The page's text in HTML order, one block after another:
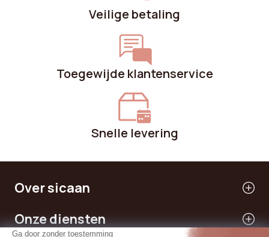
Veilige betaling
Toegewijde klantenservice
Snelle levering
Over sicaan
Onze diensten